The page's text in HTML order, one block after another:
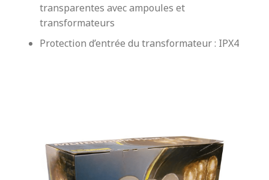
transparentes avec ampoules et
transformateurs
Protection d’entrée du transformateur : IPX4